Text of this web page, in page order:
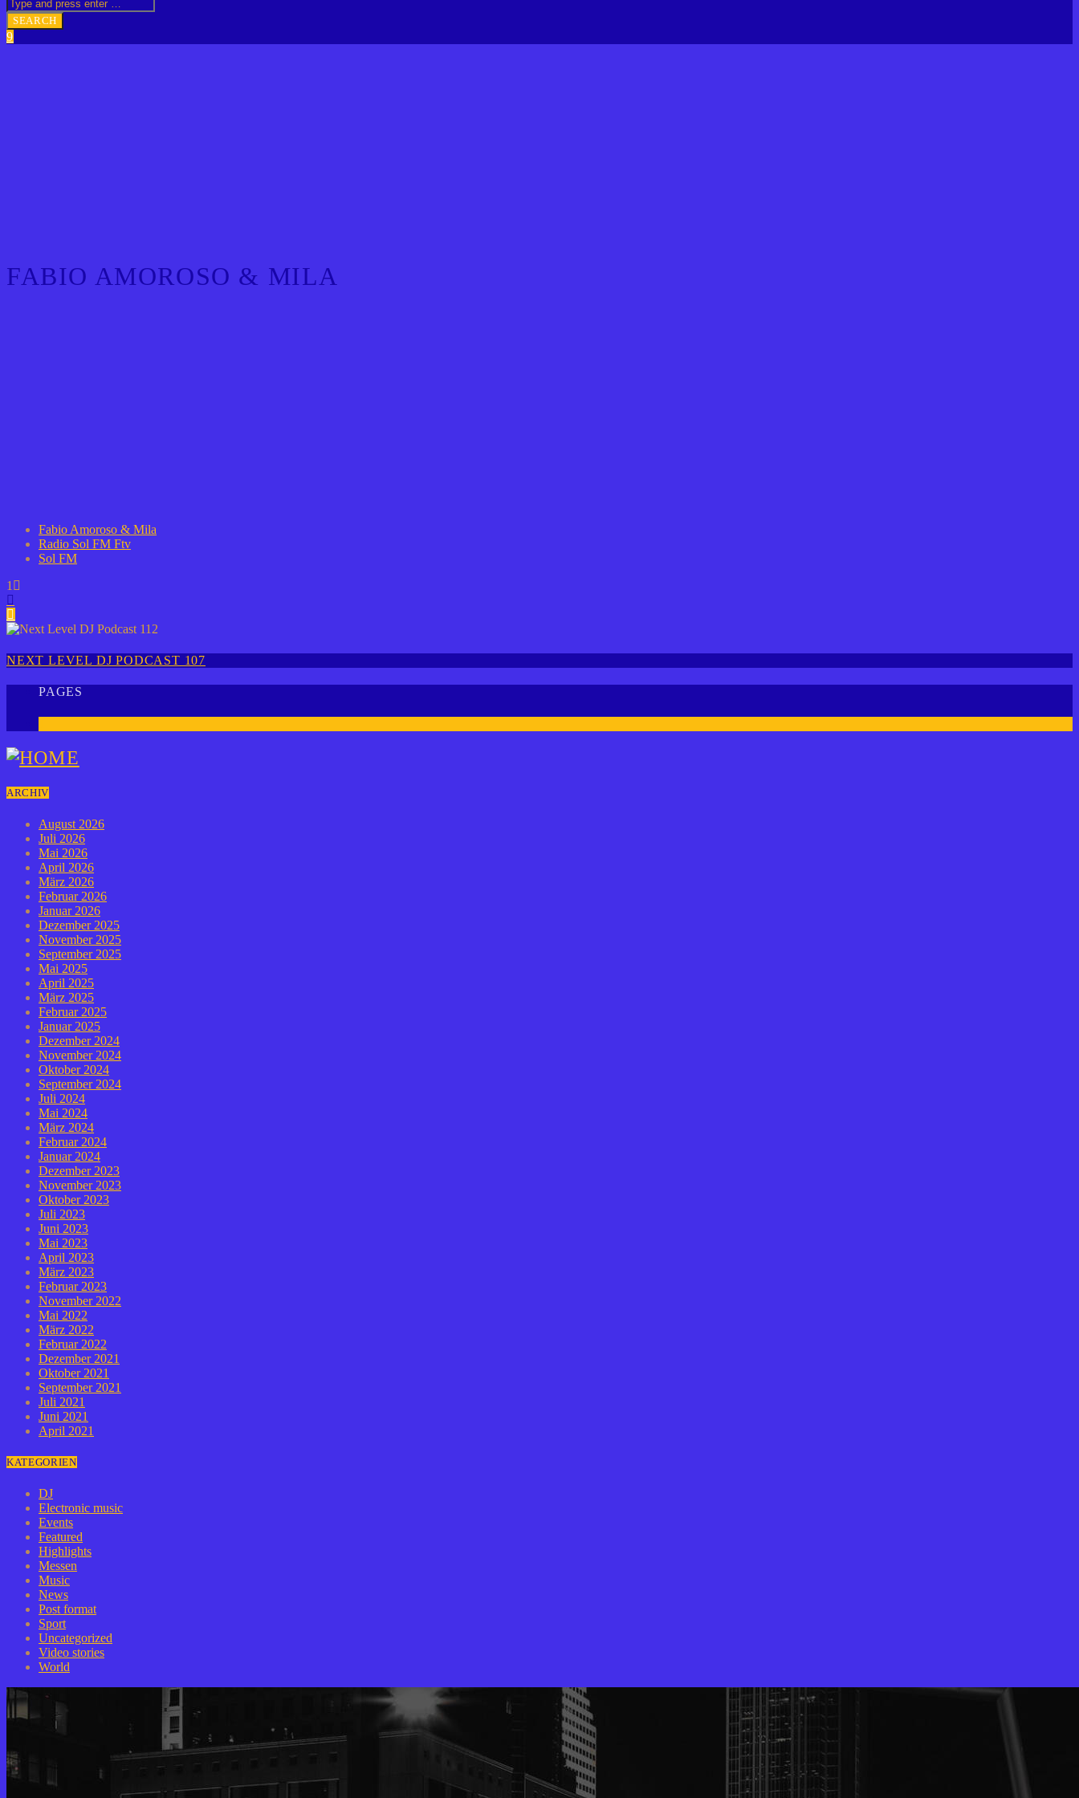
FABIO AMOROSO & MILA
Fabio Amoroso & Mila
Radio Sol FM Ftv
Sol FM
1
NEXT LEVEL DJ PODCAST 107
PAGES
ARCHIV
August 2026
Juli 2026
Mai 2026
April 2026
März 2026
Februar 2026
Januar 2026
Dezember 2025
November 2025
September 2025
Mai 2025
April 2025
März 2025
Februar 2025
Januar 2025
Dezember 2024
November 2024
Oktober 2024
September 2024
Juli 2024
Mai 2024
März 2024
Februar 2024
Januar 2024
Dezember 2023
November 2023
Oktober 2023
Juli 2023
Juni 2023
Mai 2023
April 2023
März 2023
Februar 2023
November 2022
Mai 2022
März 2022
Februar 2022
Dezember 2021
Oktober 2021
September 2021
Juli 2021
Juni 2021
April 2021
KATEGORIEN
DJ
Electronic music
Events
Featured
Highlights
Messen
Music
News
Post format
Sport
Uncategorized
Video stories
World